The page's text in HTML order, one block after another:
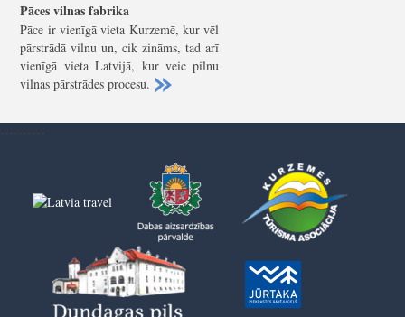
Pāces vilnas fabrika
Pāce ir vienīgā vieta Kurzemē, kur vēl
pārstrādā vilnu un, cik zināms, tad arī
vienīgā vieta Latvijā, kur veic pilnu
vilnas pārstrādes procesu.